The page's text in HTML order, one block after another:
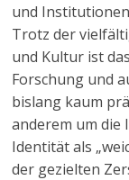
und
Trotz der
und Kultur ist
Forschung und
bislang kaum
anderem um
Identität als
der gezielten